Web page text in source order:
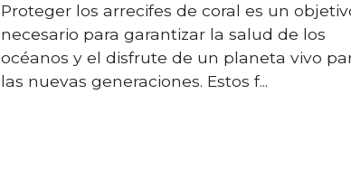
Proteger los arrecifes de coral es un
necesario para garantizar la salud de los
océanos y el disfrute de un planeta vivo
las nuevas generaciones. Estos f...